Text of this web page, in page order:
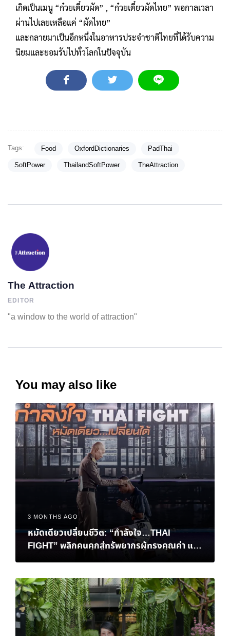
เกิดเป็นเมนู “ก๋วยเตี๋ยวผัด” , “ก๋วยเตี๋ยวผัดไทย” พอกาลเวลา
ผ่านไปเลยเหลือแค่ “ผัดไทย”
และกลายมาเป็นอีกหนึ่งในอาหารประจำชาติไทยที่ได้รับความ
นิยมและยอมรับไปทั่วโลกในปัจจุบัน
Tags: Food OxfordDictionaries
PadThai
SoftPower
ThailandSoftPower TheAttraction
The Attraction
EDITOR
"a window to the world of attraction"
You may also like
3 MONTHS AGO
หมัดเดียวเปลี่ยนชีวิต: “กำลังใจ…THAI
FIGHT” พลิกคนคุกสู่ทรัพยากรผู้ทรงคุณค่า และ